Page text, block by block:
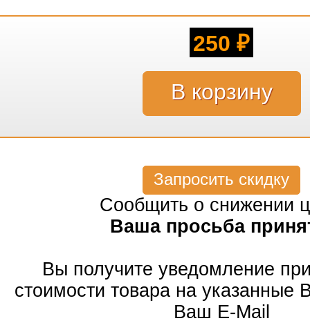
250 ₽
Запросить скидку
Сообщить о снижении
Ваша просьба
Вы получите уведомление
стоимости товара на указанные
Ваш E-Mail